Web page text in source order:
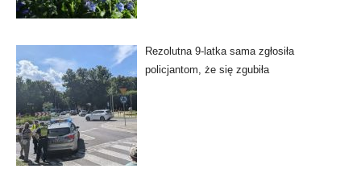
Rezolutna 9-latka sama zgłosiła
policjantom, że się zgubiła